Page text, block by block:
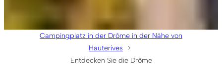
Campingplatz in der Drôme in der Nähe von
Hauterives
Entdecken Sie die Drôme